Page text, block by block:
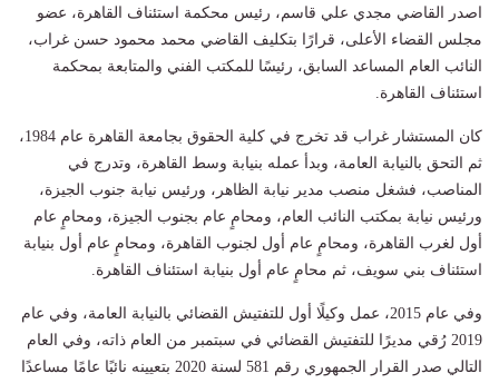
اصدر القاضي مجدي علي قاسم، رئيس محكمة استئناف القاهرة، عضو
مجلس القضاء الأعلى، قرارًا بتكليف القاضي محمد محمود حسن غراب،
النائب العام المساعد السابق، رئيسًا للمكتب الفني والمتابعة بمحكمة
استئناف القاهرة.
كان المستشار غراب قد تخرج في كلية الحقوق بجامعة القاهرة عام 1984،
ثم التحق بالنيابة العامة، وبدأ عمله بنيابة وسط القاهرة، وتدرج في
المناصب، فشغل منصب مدير نيابة الظاهر، ورئيس نيابة جنوب الجيزة،
ورئيس نيابة بمكتب النائب العام، ومحامٍ عام بجنوب الجيزة، ومحامٍ عام
أول لغرب القاهرة، ومحامٍ عام أول لجنوب القاهرة، ومحامٍ عام أول بنيابة
استئناف بني سويف، ثم محامٍ عام أول بنيابة استئناف القاهرة.
وفي عام 2015، عمل وكيلًا أول للتفتيش القضائي بالنيابة العامة، وفي عام
2019 رُقي مديرًا للتفتيش القضائي في سبتمبر من العام ذاته، وفي العام
التالي صدر القرار الجمهوري رقم 581 لسنة 2020 بتعيينه نائبًا عامًا مساعدًا